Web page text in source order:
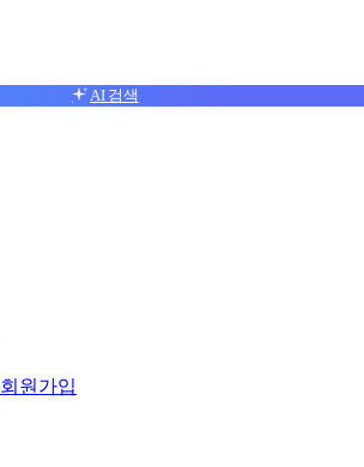
AI 검색
회원가입